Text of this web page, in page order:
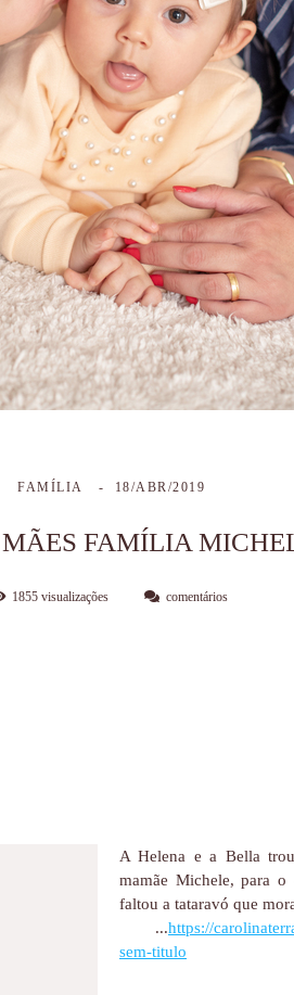
FAMÍLIA 18/ABR/2019
FAMÍLIA
1855visualizações comentários
A Helena e a Bella
mamãe Michele, para o
faltou a tataravó que
...https://
sem-titulo